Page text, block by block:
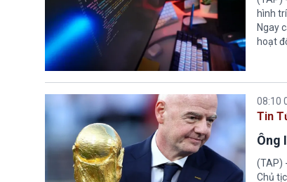
hình
Ngay
hoạt
08:10
Tin
Ông
(TAP)
Chủ